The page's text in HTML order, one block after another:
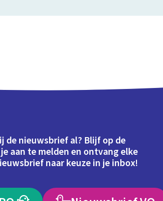
de nieuwsbrief al? Blijf op de
aan te melden en ontvang elke
naar keuze in je inbox!